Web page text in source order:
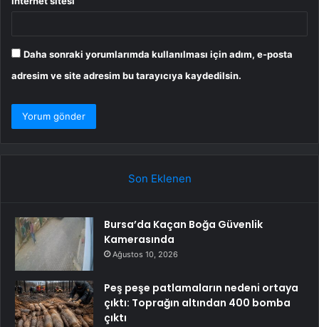
Daha sonraki yorumlarımda kullanılması için adım, e-posta
adresim ve site adresim bu tarayıcıya kaydedilsin.
Son Eklenen
Bursa’da Kaçan Boğa Güvenlik
Kamerasında
Ağustos 10, 2026
Peş peşe patlamaların nedeni ortaya
çıktı: Toprağın altından 400 bomba
çıktı